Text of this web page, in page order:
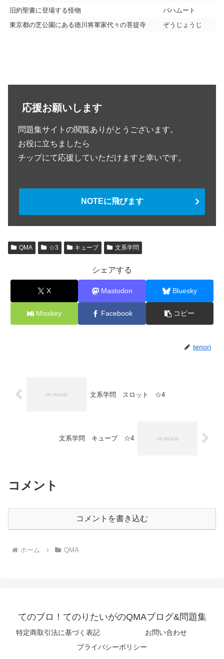
旧約聖書に登場する怪物
バハムート
東京都の芝公園にある徳川将軍家代々の菩提寺
ぞうじょうじ
応援お願いします
問題集サイトの閲覧ありがとうございます。
お役に立ちましたら
チップにて応援していただけますと幸いです。
NOTEに飛びます
QMA ☆3 キューブ 文系学問
シェアする
X Mastodon Bluesky
Misskey Facebook コピー
tenori
文系学問 スロット ☆4
文系学問 キューブ ☆4
コメント
コメントを書き込む
ホーム QMA
てのブロ！てのりたいがのQMAブログ&問題集
特定商取引法に基づく表記
お問い合わせ
プライバシーポリシー